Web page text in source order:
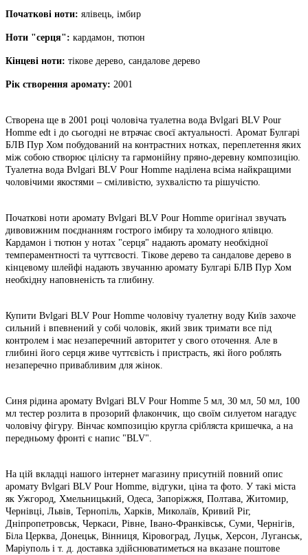
Початкові ноти: ялівець, імбир
Ноти "серця": кардамон, тютюн
Кінцеві ноти: тікове дерево, сандалове дерево
Рік створення аромату: 2001
Створена ще в 2001 році чоловіча туалетна вода Bvlgari BLV Pour
Homme edt і до сьогодні не втрачає своєї актуальності. Аромат Булгарі
БЛВ Пур Хом побудований на контрастних нотках, переплетення яких
між собою створює цілісну та гармонійну пряно-деревну композицію.
Туалетна вода Bvlgari BLV Pour Homme наділена всіма найкращими
чоловічими якостями – сміливістю, зухвалістю та рішучістю.
Початкові ноти аромату Bvlgari BLV Pour Homme оригінал звучать
дивовижним поєднанням гострого імбиру та холодного ялівцю.
Кардамон і тютюн у нотах "серця" надають аромату необхідної
темпераментності та чуттєвості. Тікове дерево та сандалове дерево в
кінцевому шлейфі надають звучанню аромату Булгарі БЛВ Пур Хом
необхідну наповненість та глибину.
Купити Bvlgari BLV Pour Homme чоловічу туалетну воду Київ захоче
сильний і впевнений у собі чоловік, який звик тримати все під
контролем і має незаперечний авторитет у свого оточення. Але в
глибині його серця живе чуттєвість і пристрасть, які його роблять
незаперечно привабливим для жінок.
Синя рідина аромату Bvlgari BLV Pour Homme 5 мл, 30 мл, 50 мл, 100
мл тестер розлита в прозорий флакончик, що своїм силуетом нагадує
чоловічу фігуру. Вінчає композицію кругла срібляста кришечка, а на
передньому фронті є напис "BLV".
На цій вкладці нашого інтернет магазину присутній повний опис
аромату Bvlgari BLV Pour Homme, відгуки, ціна та фото. У такі міста
як Ужгород, Хмельницький, Одеса, Запоріжжя, Полтава, Житомир,
Чернівці, Львів, Тернопіль, Харків, Миколаїв, Кривий Ріг,
Дніпропетровськ, Черкаси, Рівне, Івано-Франківськ, Суми, Чернігів,
Біла Церква, Донецьк, Вінниця, Кіровоград, Луцьк, Херсон, Луганськ,
Маріуполь і т. д. доставка здійснюватиметься на вказане поштове